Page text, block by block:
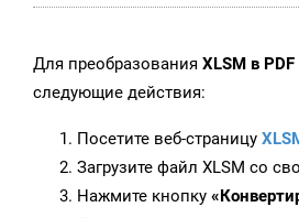
Для преобразования XLSM в PDF
следующие действия:
Посетите веб-страницу
Загрузите файл XLSM со
Нажмите кнопку